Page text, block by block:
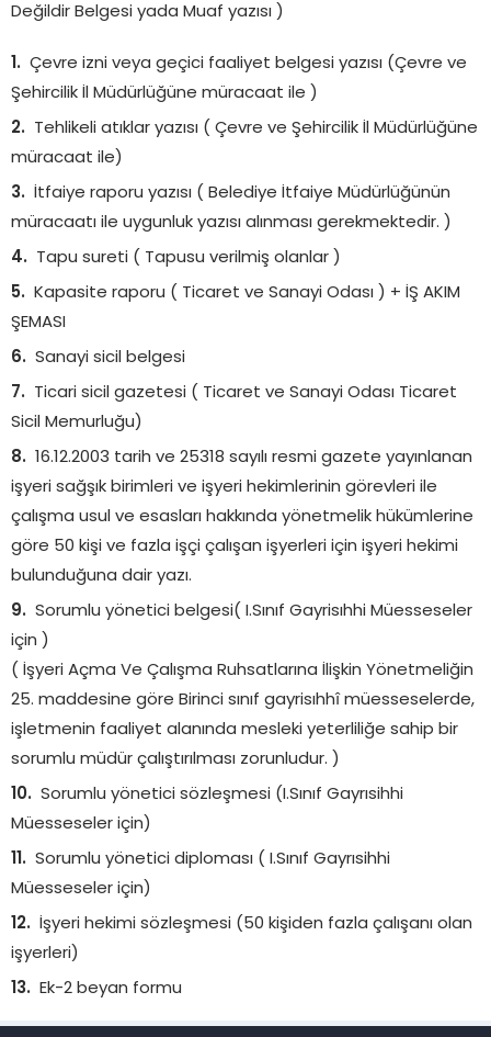
Değildir Belgesi yada Muaf yazısı )
Çevre izni veya geçici faaliyet belgesi yazısı (Çevre ve
Şehircilik İl Müdürlüğüne müracaat ile )
Tehlikeli atıklar yazısı ( Çevre ve Şehircilik İl Müdürlüğüne
müracaat ile)
İtfaiye raporu yazısı ( Belediye İtfaiye Müdürlüğünün
müracaatı ile uygunluk yazısı alınması gerekmektedir. )
Tapu sureti ( Tapusu verilmiş olanlar )
Kapasite raporu ( Ticaret ve Sanayi Odası ) + İŞ AKIM
ŞEMASI
Sanayi sicil belgesi
Ticari sicil gazetesi ( Ticaret ve Sanayi Odası Ticaret
Sicil Memurluğu)
16.12.2003 tarih ve 25318 sayılı resmi gazete yayınlanan
işyeri sağşık birimleri ve işyeri hekimlerinin görevleri ile
çalışma usul ve esasları hakkında yönetmelik hükümlerine
göre 50 kişi ve fazla işçi çalışan işyerleri için işyeri hekimi
bulunduğuna dair yazı.
Sorumlu yönetici belgesi( I.Sınıf Gayrisıhhi Müesseseler
için )
( İşyeri Açma Ve Çalışma Ruhsatlarına İlişkin Yönetmeliğin
25. maddesine göre Birinci sınıf gayrisıhhî müesseselerde,
işletmenin faaliyet alanında mesleki yeterliliğe sahip bir
sorumlu müdür çalıştırılması zorunludur. )
Sorumlu yönetici sözleşmesi (I.Sınıf Gayrısihhi
Müesseseler için)
Sorumlu yönetici diploması ( I.Sınıf Gayrısihhi
Müesseseler için)
İşyeri hekimi sözleşmesi (50 kişiden fazla çalışanı olan
işyerleri)
Ek-2 beyan formu